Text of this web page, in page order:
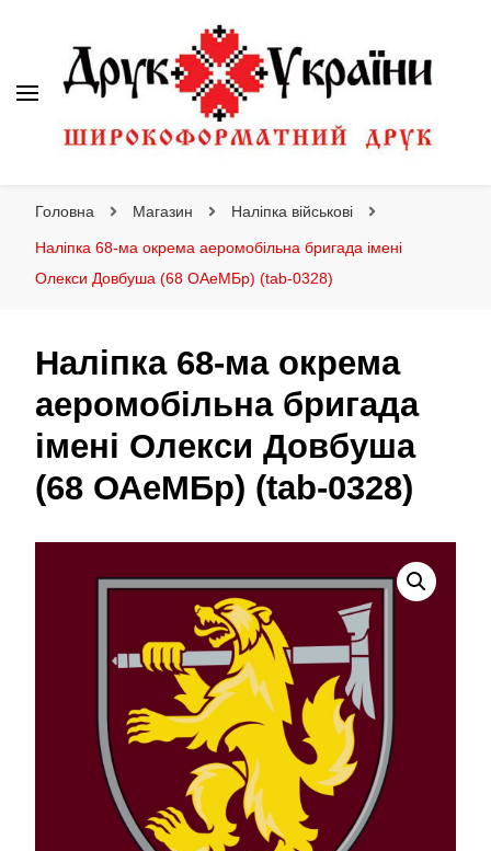
Головна Магазин Наліпка військові
Наліпка 68-ма окрема аеромобільна бригада імені
Олекси Довбуша (68 ОАеМБр) (tab-0328)
Наліпка 68-ма окрема
аеромобільна бригада
імені Олекси Довбуша
(68 ОАеМБр) (tab-0328)